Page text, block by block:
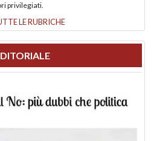
privilegiati.
LE RUBRICHE